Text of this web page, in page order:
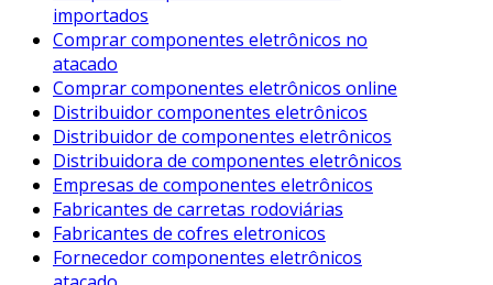
importados
Comprar componentes eletrônicos no
atacado
Comprar componentes eletrônicos online
Distribuidor componentes eletrônicos
Distribuidor de componentes eletrônicos
Distribuidora de componentes eletrônicos
Empresas de componentes eletrônicos
Fabricantes de carretas rodoviárias
Fabricantes de cofres eletronicos
Fornecedor componentes eletrônicos